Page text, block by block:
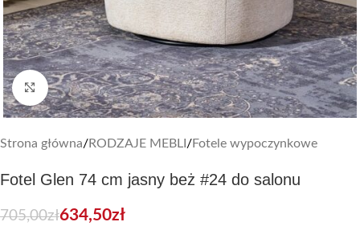
Zobacz duże zdjęcie
Strona główna/RODZAJE MEBLI /Fotele wypoczynkowe
Fotel Glen 74 cm jasny beż #24 do salonu
705,00zł634,50zł